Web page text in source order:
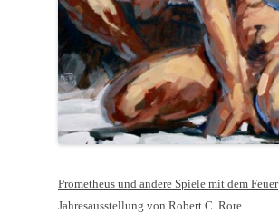
Prometheus und andere Spiele mit dem Feuer
Jahresausstellung von Robert C. Rore